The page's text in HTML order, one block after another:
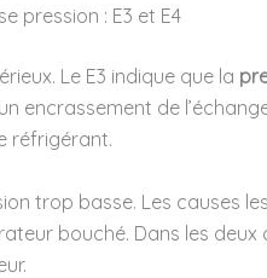
pression : E3 et E4
Le E3 indique que la
encrassement de
réfrigérant.
trop basse. Les causes
bouché. Dans les deux